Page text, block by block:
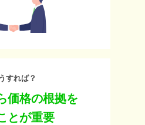
すれば？
価格の根拠を
とが重要